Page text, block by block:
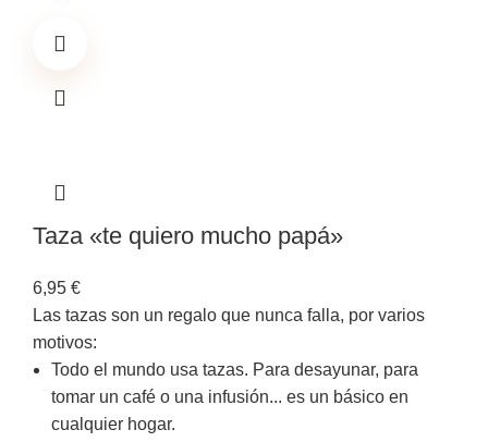
Taza «te quiero mucho papá»
6,95 €
Las tazas son un regalo que nunca falla, por varios
motivos:
Todo el mundo usa tazas. Para desayunar, para
tomar un café o una infusión... es un básico en
cualquier hogar.